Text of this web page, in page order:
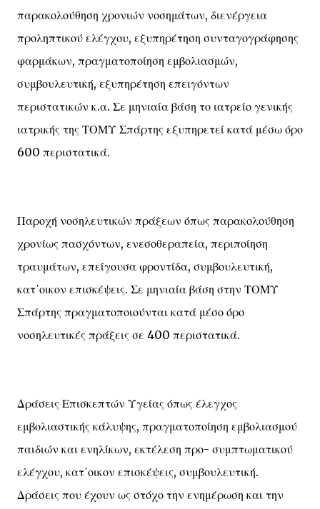
παρακολούθηση χρονιών νοσημάτων, διενέργεια
προληπτικού ελέγχου, εξυπηρέτηση συνταγογράφησης
φαρμάκων, πραγματοποίηση εμβολιασμών,
συμβουλευτική, εξυπηρέτηση επειγόντων
περιστατικών κ.α. Σε μηνιαία βάση το ιατρείο γενικής
ιατρικής της ΤΟΜΥ Σπάρτης εξυπηρετεί κατά μέσω όρο
600 περιστατικά.
Παροχή νοσηλευτικών πράξεων όπως παρακολούθηση
χρονίως πασχόντων, ενεσοθεραπεία, περιποίηση
τραυμάτων, επείγουσα φροντίδα, συμβουλευτική,
κατ΄οικον επισκέψεις. Σε μηνιαία βάση στην ΤΟΜΥ
Σπάρτης πραγματοποιούνται κατά μέσο όρο
νοσηλευτικές πράξεις σε 400 περιστατικά.
Δράσεις Επισκεπτών Υγείας όπως έλεγχος
εμβολιαστικής κάλυψης, πραγματοποίηση εμβολιασμού
παιδιών και ενηλίκων, εκτέλεση προ- συμπτωματικού
ελέγχου, κατ΄οικον επισκέψεις, συμβουλευτική.
Δράσεις που έχουν ως στόχο την ενημέρωση και την